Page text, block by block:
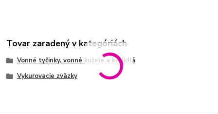
Tovar zaradený v kategóriách
Vonné tyčinky, vonné kužele a kadidlá
Vykurovacie zväzky